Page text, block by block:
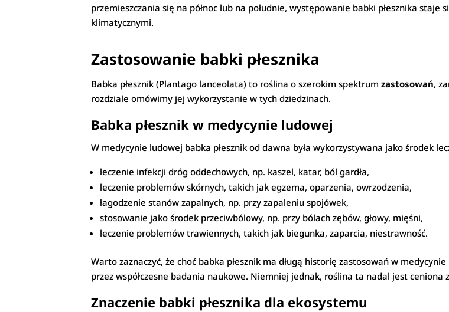
przemieszczania się na północ lub na południe, występowanie babki płesznika staje
klimatycznymi.
Zastosowanie babki płesznika
Babka płesznik (Plantago lanceolata) to roślina o szerokim spektrumzastosowań,
rozdziale omówimy jej wykorzystanie w tych dziedzinach.
Babka płesznik w medycynie ludowej
W medycynie ludowej babka płesznik od dawna była wykorzystywana jako środek
leczenie infekcji dróg oddechowych, np. kaszel, katar, ból gardła,
leczenie problemów skórnych, takich jak egzema, oparzenia, owrzodzenia,
łagodzenie stanów zapalnych, np. przy zapaleniu spojówek,
stosowanie jako środek przeciwbólowy, np. przy bólach zębów, głowy, mięśni,
leczenie problemów trawiennych, takich jak biegunka, zaparcia, niestrawność.
Warto zaznaczyć, że choć babka płesznik ma długą historię zastosowań w
przez współczesne badania naukowe. Niemniej jednak, roślina ta nadal jest ceniona
Znaczenie babki płesznika dla ekosystemu